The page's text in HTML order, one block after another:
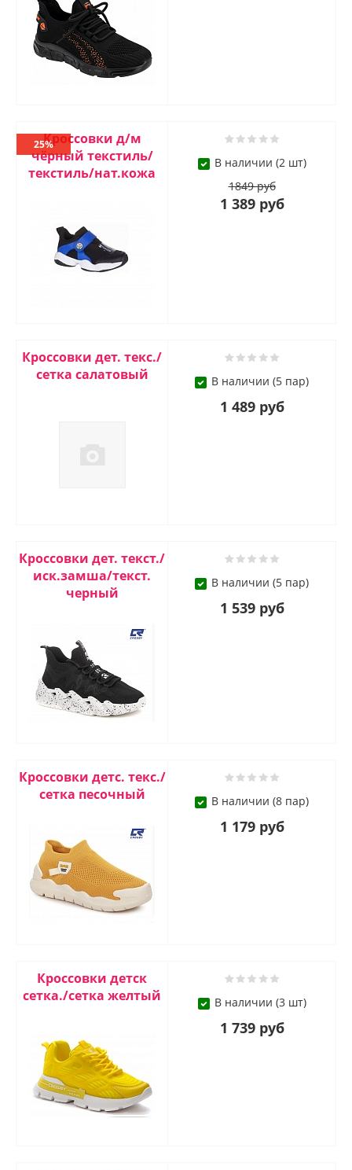
Кроссовки д/м
чёрный текстиль/
текстиль/нат.кожа
25%
В наличии (2 шт)
1849 руб
1 389 руб
Кроссовки дет. текс./
сетка салатовый
В наличии (5 пар)
1 489 руб
Кроссовки дет. текст./
иск.замша/текст.
черный
В наличии (5 пар)
1 539 руб
Кроссовки детс. текс./
сетка песочный
В наличии (8 пар)
1 179 руб
Кроссовки детск
сетка./сетка желтый
В наличии (3 шт)
1 739 руб